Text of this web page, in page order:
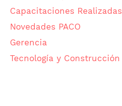
Capacitaciones Realizadas
Novedades PACO
Gerencia
Tecnología y Construcción